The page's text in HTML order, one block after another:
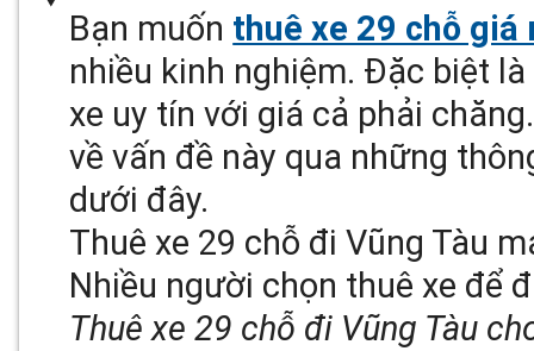
Bạn muốn thuê xe 29 chỗ giá
nhiều kinh nghiệm. Đặc biệt
xe uy tín với giá cả phải
về vấn đề này qua những
dưới đây.
Thuê xe 29 chỗ đi Vũng Tàu
Nhiều người chọn thuê xe để
Thuê xe 29 chỗ đi Vũng Tàu